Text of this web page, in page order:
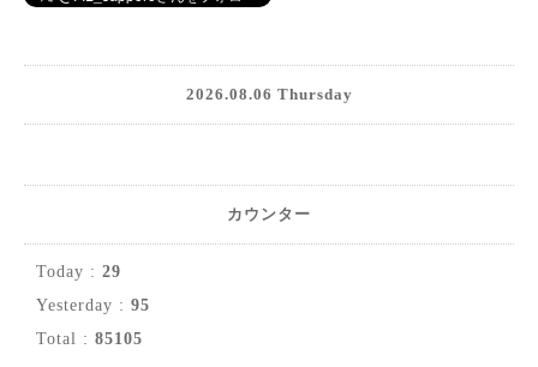
2026.08.06 Thursday
カウンター
Today : 29
Yesterday : 95
Total : 85105